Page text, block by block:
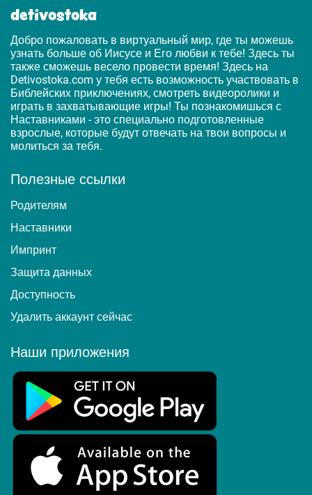
detivostoka
Добро пожаловать в виртуальный мир, где ты можешь
узнать больше об Иисусе и Его любви к тебе! Здесь ты
также сможешь весело провести время! Здесь на
Detivostoka.com у тебя есть возможность участвовать в
Библейских приключениях, смотреть видеоролики и
играть в захватывающие игры! Ты познакомишься с
Наставниками - это специально подготовленные
взрослые, которые будут отвечать на твои вопросы и
молиться за тебя.
Полезные ссылки
Родителям
Наставники
Импринт
Защита данных
Доступность
Удалить аккаунт сейчас
Наши приложения